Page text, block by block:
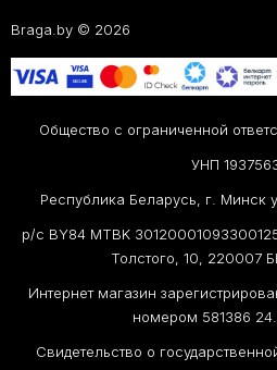
Braga.by © 2026
Общество с ограниченной
УНП
Республика Беларусь, г. Минск
р/с BY84 MTBK
Толстого, 10, 220007
Интернет магазин
номером 581386
Свидетельство о